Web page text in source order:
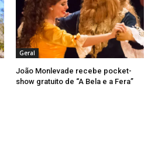
Geral
João Monlevade recebe pocket-
show gratuito de “A Bela e a Fera”